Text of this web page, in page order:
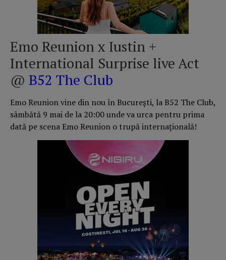
Emo Reunion x Iustin +
International Surprise live Act
@ B52 The Club
Emo Reunion vine din nou în București, la B52 The Club,
sâmbătă 9 mai de la 20:00 unde va urca pentru prima
dată pe scena Emo Reunion o trupă internațională!